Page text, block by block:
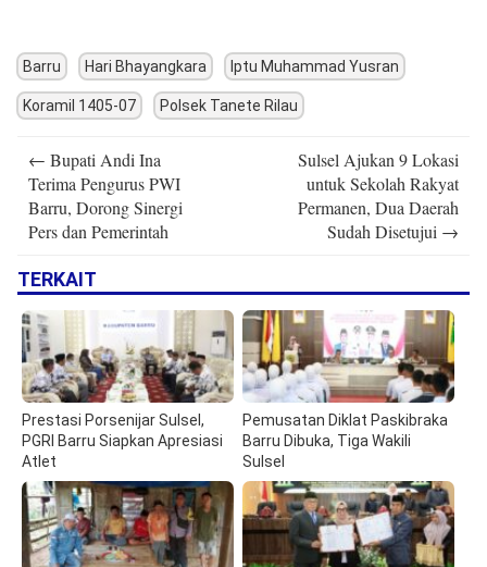
Barru Hari Bhayangkara Iptu Muhammad Yusran
Koramil 1405-07 Polsek Tanete Rilau
navigation
← Bupati Andi Ina
Terima Pengurus PWI
Barru, Dorong Sinergi
Pers dan Pemerintah
Sulsel Ajukan 9 Lokasi
untuk Sekolah Rakyat
Permanen, Dua Daerah
Sudah Disetujui →
TERKAIT
Prestasi Porsenijar Sulsel,
PGRI Barru Siapkan Apresiasi
Atlet
Pemusatan Diklat Paskibraka
Barru Dibuka, Tiga Wakili
Sulsel